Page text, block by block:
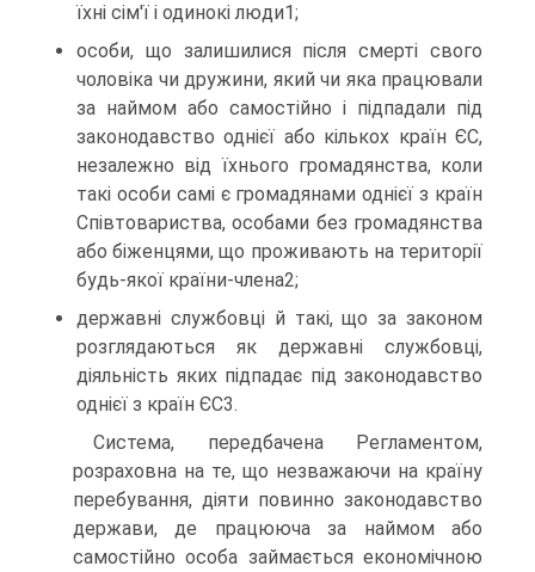
їхні сім'ї і одинокі люди1;
особи, що залишилися після смерті свого
чоловіка чи дружини, який чи яка працювали
за наймом або самостійно і підпадали під
законодавство однієї або кількох країн ЄС,
незалежно від їхнього громадянства, коли
такі особи самі є громадянами однієї з країн
Співтовариства, особами без громадянства
або біженцями, що проживають на території
будь-якої країни-члена2;
державні службовці й такі, що за законом
розглядаються як державні службовці,
діяльність яких підпадає під законодавство
однієї з країн ЄС3.
Система, передбачена Регламентом,
розраховна на те, що незважаючи на країну
перебування, діяти повинно законодавство
держави, де працююча за наймом або
самостійно особа займається економічною